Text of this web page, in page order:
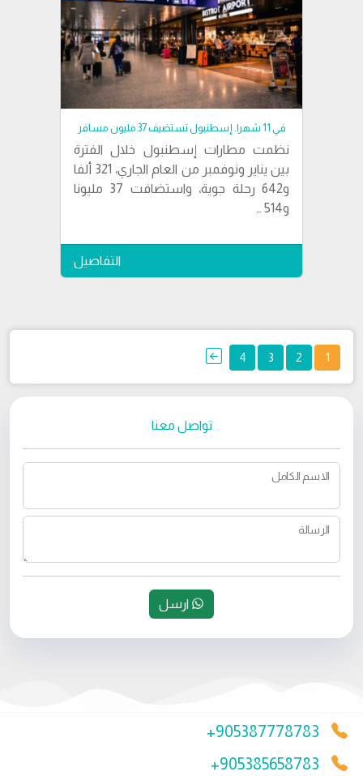
في 11 شهرا. إسطنبول تستضيف 37 مليون مسافر
نظمت مطارات إسطنبول خلال الفترة
بين يناير ونوفمبر من العام الجاري، 321 ألفا
و642 رحلة جوية، واستضافت 37 مليونا
و514 …
التفاصيل
تعدد
صفحات
1
2
3
4
تواصل معنا
الاسم الكامل
الرسالة
ارسل
+905387778783
+905385658783